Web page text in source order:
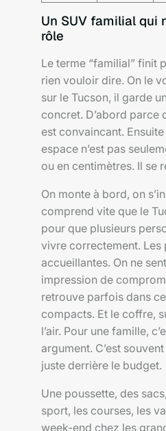
Un SUV familial qui
rôle
Le terme “familial” finit
rien vouloir dire. On le
sur le Tucson, il garde
concret. D’abord parce
est convaincant.
espace n’est pas
ou en centimètres. Il se
On monte à bord, on
comprend vite que le
pour que plusieurs
vivre correctement. Les
accueillantes. On ne
impression de
retrouve parfois dans
compacts. Et le coffre,
l’air. Pour une famille,
argument. C’est
juste derrière le budget.
Une poussette, des
sport, les courses, les
week-end chez les